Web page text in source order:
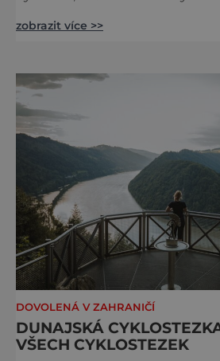
Brentských Dolomit
považován za jednu z
vysokohorských tras na světě.
samotná ferrata nepatří
zobrazit více >>
DOVOLENÁ V ZAHRANIČÍ
DUNAJSKÁ
VŠECH CYKLOSTEZEK